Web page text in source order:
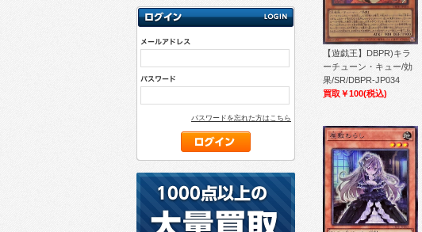
【遊戯王】DBPR)キラ
ーチューン・キュー/効
果/SR/DBPR-JP034
買取￥100(税込)
パスワードを忘れた方はこちら